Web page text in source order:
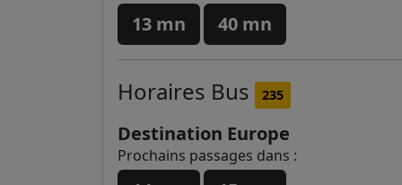
13 mn 40 mn
Horaires Bus 235
Destination Europe
Prochains passages dans :